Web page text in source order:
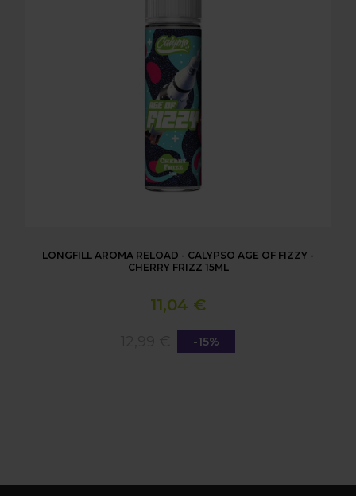
LONGFILL AROMA RELOAD - CALYPSO AGE OF FIZZY -
CHERRY FRIZZ 15ML
11,04 €
-15%